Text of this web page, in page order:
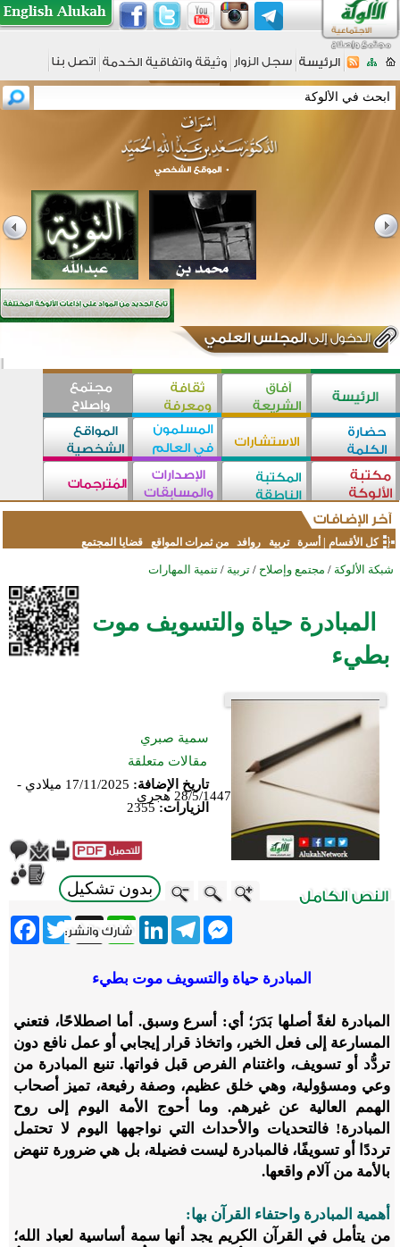
كل الأقسام أسرة تربية روافد من ثمرات المواقع قضايا المجتمع
شبكة الألوكة / مجتمع وإصلاح / تربية / تنمية المهارات
المبادرة حياة والتسويف موت
بطيء
سمية صبري
مقالات متعلقة
تاريخ الإضافة:
17/11/2025 ميلادي -
28/5/1447 هجري
الزيارات: 2355
بدون تشكيل
Twitter X
WhatsApp
LinkedInTelegram
Messenger
المبادرة حياة والتسويف موت بطيء
المبادرة لغةً أصلها بَدَرَ؛ أي: أسرع وسبق. أما اصطلاحًا، فتعني
المسارعة إلى فعل الخير، واتخاذ قرار إيجابي أو عمل نافع دون
تردُّد أو تسويف، واغتنام الفرص قبل فواتها. تنبع المبادرة من
وعي ومسؤولية، وهي خلق عظيم، وصفة رفيعة، تميز أصحاب
الهمم العالية عن غيرهم. وما أحوج الأمة اليوم إلى روح
المبادرة! فالتحديات والأحداث التي نواجهها اليوم لا تحتمل
ترددًا أو تسويفًا، فالمبادرة ليست فضيلة، بل هي ضرورة تنهض
بالأمة من آلام واقعها.
أهمية المبادرة واحتفاء القرآن بها:
من يتأمل في القرآن الكريم يجد أنها سمة أساسية لعباد الله؛